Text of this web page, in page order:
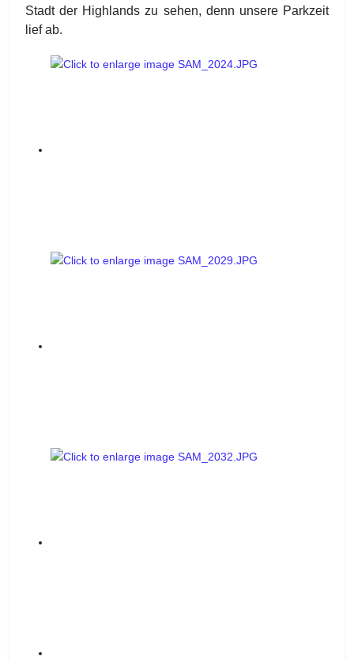
Stadt der Highlands zu sehen, denn unsere Parkzeit
lief ab.